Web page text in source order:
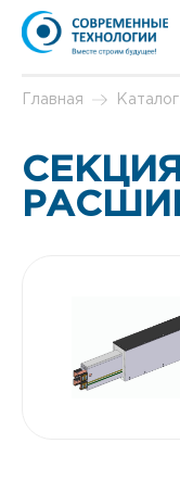
Главная Каталог
СЕКЦИЯ